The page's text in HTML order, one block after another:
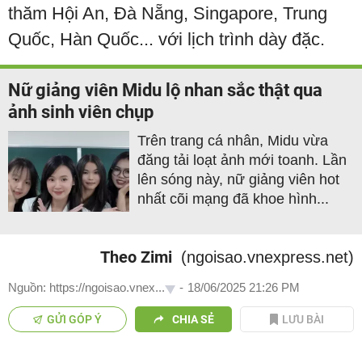
thăm Hội An, Đà Nẵng, Singapore, Trung
Quốc, Hàn Quốc... với lịch trình dày đặc.
Nữ giảng viên Midu lộ nhan sắc thật qua
ảnh sinh viên chụp
Trên trang cá nhân, Midu vừa
đăng tải loạt ảnh mới toanh. Lần
lên sóng này, nữ giảng viên hot
nhất cõi mạng đã khoe hình...
Theo Zimi (ngoisao.vnexpress.net)
Nguồn: https://ngoisao.vnex... - 18/06/2025 21:26 PM
GỬI GÓP Ý CHIA SẺ LƯU BÀI